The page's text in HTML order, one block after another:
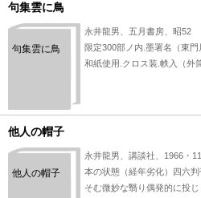
句集雲に鳥
句集雲に鳥
永井龍男、五月書房、昭52
限定300部ノ内.墨署名（東
和紙使用.クロス装.帙入（外
他人の帽子
他人の帽子
永井龍男、講談社、1966・
本の状態（経年劣化）四六
そむ微妙な翳り偶発的に投